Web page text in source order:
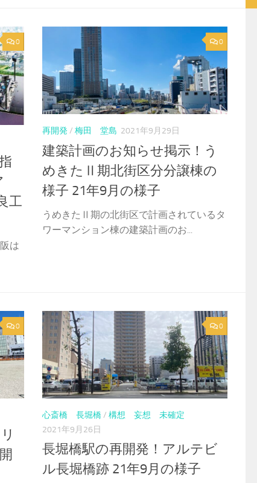
0
工
は
0
再開発 / 梅田 堂島 2021年9月29日
建築計画のお知らせ掲示！う
めきたⅡ期北街区分分譲棟の
様子 21年9月の様子
うめきたⅡ期の北街区で計画されているタ
ワーマンション棟の建築計画のお...
0 0
心斎橋 長堀橋/ 構想 妄想 未確定
2021年9月26日
長堀橋駅の再開発！アルテビ
ル長堀橋跡 21年9月の様子